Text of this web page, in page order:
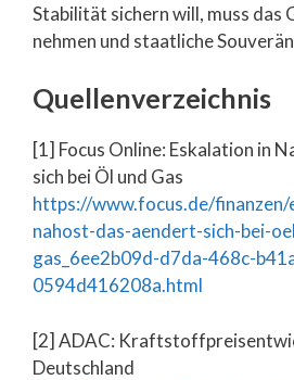
Stabilität sichern will, muss
nehmen und staatliche
Quellenverzeichnis
[1] Focus Online: Eskalation in
sich bei Öl und Gas
https://www.focus.de/
nahost-das-aendert-sich-bei-
gas_6ee2b09d-d7da-468c-
0594d416208a.html
[2] ADAC:
Deutschland